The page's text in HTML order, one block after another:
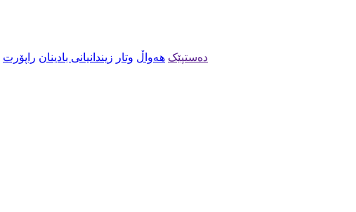
دەستپێک هەواڵ وتار زیندانیانی بادینان راپۆرت